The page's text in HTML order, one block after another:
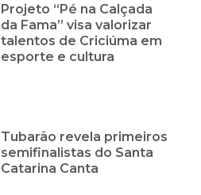
Projeto “Pé na Calçada
da Fama” visa valorizar
talentos de Criciúma em
esporte e cultura
Tubarão revela primeiros
semifinalistas do Santa
Catarina Canta